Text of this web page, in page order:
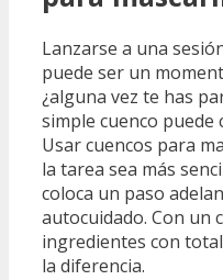
Lanzarse a una
puede ser un
¿alguna vez te has
simple cuenco puede
Usar cuencos para
la tarea sea más
coloca un paso
autocuidado. Con un
ingredientes con
la diferencia.